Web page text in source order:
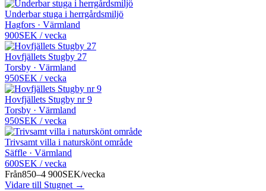
Underbar stuga i herrgårdsmiljö
Hagfors · Värmland
900SEK /vecka
Hovfjällets Stugby 27
Torsby · Värmland
950SEK /vecka
Hovfjällets Stugby nr 9
Torsby · Värmland
950SEK /vecka
Trivsamt villa i naturskönt område
Säffle · Värmland
600SEK /vecka
Från850–4 900SEK/vecka
Vidare till Stugnet →